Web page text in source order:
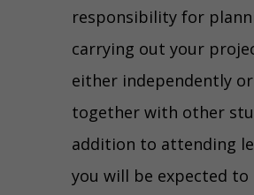
responsibility for
carrying out your
either independently or
together with other
addition to attending
you will be expected to